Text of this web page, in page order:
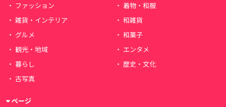
ファッション
着物・和服
雑貨・インテリア
和雑貨
グルメ
和菓子
観光・地域
エンタメ
暮らし
歴史・文化
古写真
ページ